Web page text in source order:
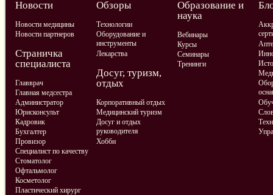
Новости
Новости медицины
Новости партнеров
Обзоры
Технологии
Оборудование и
инструменты
Лекарства
Образование и
наука
Вебинары
Курсы
Семинары
Тренинги
Страничка
специалиста
Главврач
Главная медсестра
Администратор
Юрисконсульт
Кадровик
Бухгалтер
Провизор
Специалист по качеству
Стоматолог
Офтальмолог
Косметолог
Пластический хирург
Досуг, туризм,
отдых
Корпоративный отдых
Медицинский туризм
Досуг и отдых
руководителя
Хобби